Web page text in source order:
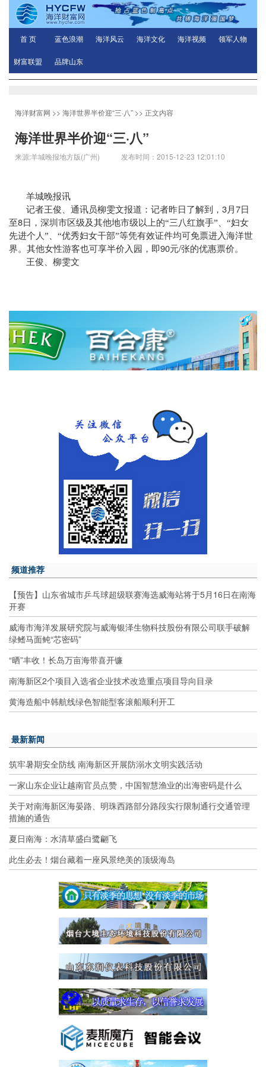
首 页 蓝色浪潮 海洋风云 海洋文化 海洋视频 领军人物
财富联盟 品牌山东
海洋财富网 >> 海洋世界半价迎“三·八” >> 正文内容
海洋世界半价迎“三·八”
来源:羊城晚报地方版(广州) 发布时间：2015-12-23 12:01:10
羊城晚报讯
记者王俊、通讯员柳雯文报道：记者昨日了解到，3月7日
至8日，深圳市区级及其他地市级以上的“三八红旗手”、“妇女
先进个人”、“优秀妇女干部”等凭有效证件均可免票进入海洋世
界。其他女性游客也可享半价入园，即90元/张的优惠票价。
王俊、柳雯文
频道推荐
【预告】山东省城市乒乓球超级联赛海选威海站将于5月16日在南海
开赛
威海市海洋发展研究院与威海银泽生物科技股份有限公司联手破解
绿鳍马面鲀“芯密码”
“晒”丰收！长岛万亩海带喜开镰
南海新区2个项目入选省企业技术改造重点项目导向目录
黄海造船中韩航线绿色智能型客滚船顺利开工
最新新闻
筑牢暑期安全防线 南海新区开展防溺水文明实践活动
一家山东企业让越南官员点赞，中国智慧渔业的出海密码是什么
关于对南海新区海晏路、明珠西路部分路段实行限制通行交通管理
措施的通告
夏日南海：水清草盛白鹭翩飞
此生必去！烟台藏着一座风景绝美的顶级海岛